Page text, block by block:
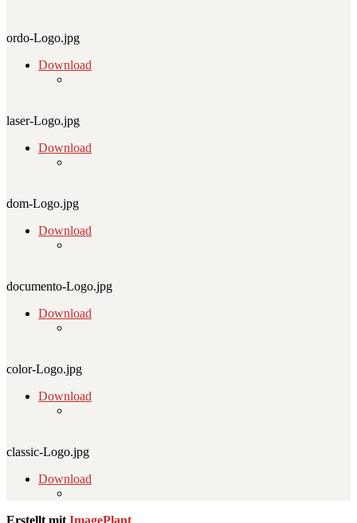
ordo-Logo.jpg
Download
laser-Logo.jpg
Download
dom-Logo.jpg
Download
documento-Logo.jpg
Download
color-Logo.jpg
Download
classic-Logo.jpg
Download